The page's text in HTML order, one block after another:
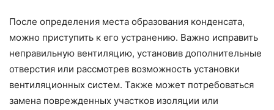
После определения места образования конденсата,
можно приступить к его устранению. Важно исправить
неправильную вентиляцию, установив дополнительные
отверстия или рассмотрев возможность установки
вентиляционных систем. Также может потребоваться
замена поврежденных участков изоляции или